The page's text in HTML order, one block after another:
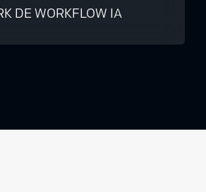
DE WORKFLOW IA